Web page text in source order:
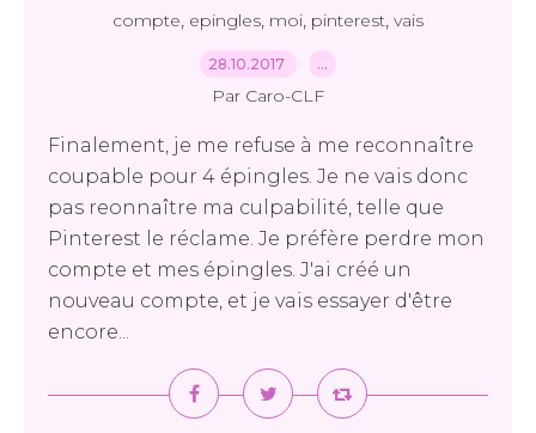
compte, epingles, moi, pinterest, vais
28.10.2017 …
Par Caro-CLF
Finalement, je me refuse à me reconnaître
coupable pour 4 épingles. Je ne vais donc
pas reonnaître ma culpabilité, telle que
Pinterest le réclame. Je préfère perdre mon
compte et mes épingles. J'ai créé un
nouveau compte, et je vais essayer d'être
encore...